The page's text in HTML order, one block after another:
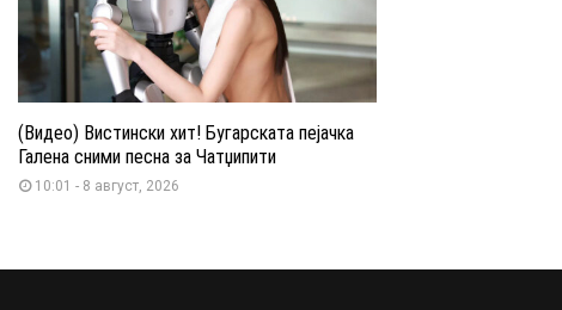
(Видео) Вистински хит! Бугарската пејачка
Галена сними песна за Чатџипити
10:01 - 8 август, 2026